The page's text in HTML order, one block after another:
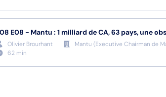
E08 - Mantu : 1 milliard de CA, 63 pays, une
Olivier Brourhant Mantu (Executive Chairman de
62 min